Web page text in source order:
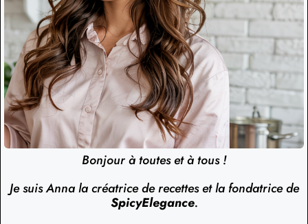
Bonjour à toutes et à tous !
Je suis Anna la créatrice de recettes et la fondatrice de
SpicyElegance.